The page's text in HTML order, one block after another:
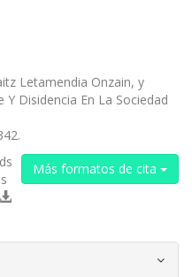
Letamendia Onzain, y
Y Disidencia En La Sociedad
Más formatos de cita